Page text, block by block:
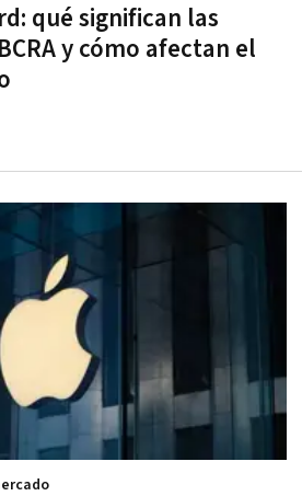
qué significan las
y cómo afectan el